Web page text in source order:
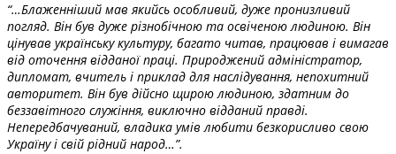
“…Блаженніший мав якийсь особливий, дуже пронизливий
погляд. Він був дуже різнобічною та освіченою людиною. Він
цінував українську культуру, багато читав, працював і вимагав
від оточення відданої праці. Природжений адміністратор,
дипломат, вчитель і приклад для наслідування, непохитний
авторитет. Він був дійсно щирою людиною, здатним до
беззавітного служіння, виключно відданий правді.
Непередбачуваний, владика умів любити безкорисливо свою
Україну і свій рідний народ…”.